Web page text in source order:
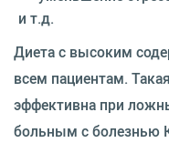
и т.д.
Диета с высоким
всем пациентам.
эффективна при
больным с болезнью